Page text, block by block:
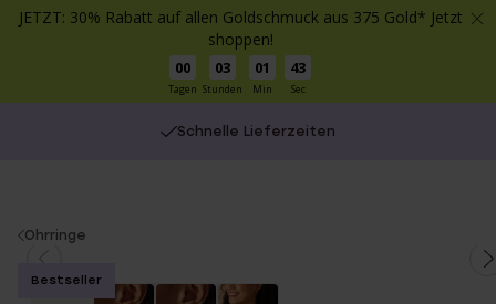
JETZT: 30% Rabatt auf allen Goldschmuck aus 375 Gold* Jetzt
shoppen!
00
Tagen
03
Stunden
01
Min
43
Sec
Schnelle Lieferzeiten
You
here:
Ohrringe
Bestseller